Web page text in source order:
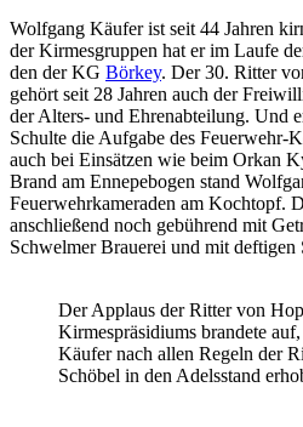
Wolfgang Käufer ist seit 44 Jahren
der Kirmesgruppen hat er im Laufe
den der KG Börkey. Der 30. Ritter
gehört seit 28 Jahren auch der
der Alters- und Ehrenabteilung. Und
Schulte die Aufgabe des Feuerwehr-
auch bei Einsätzen wie beim Orkan
Brand am Ennepebogen stand
Feuerwehrkameraden am Kochtopf.
anschließend noch gebührend mit
Schwelmer Brauerei und mit deftigen
Der Applaus der Ritter von
Kirmespräsidiums brandete
Käufer nach allen Regeln der
Schöbel in den Adelsstand